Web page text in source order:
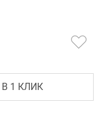
1 КЛИК